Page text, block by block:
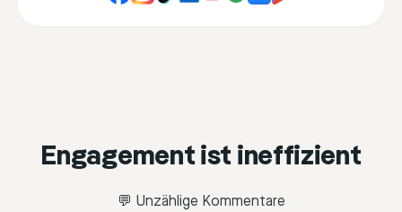
Engagement ist ineffizient
💬 Unzählige Kommentare